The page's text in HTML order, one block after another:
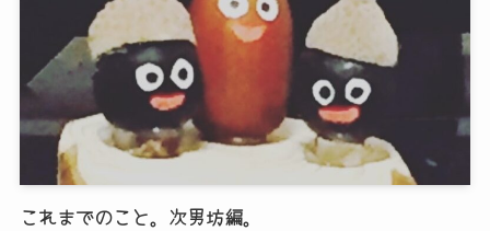
これまでのこと。次男坊編。